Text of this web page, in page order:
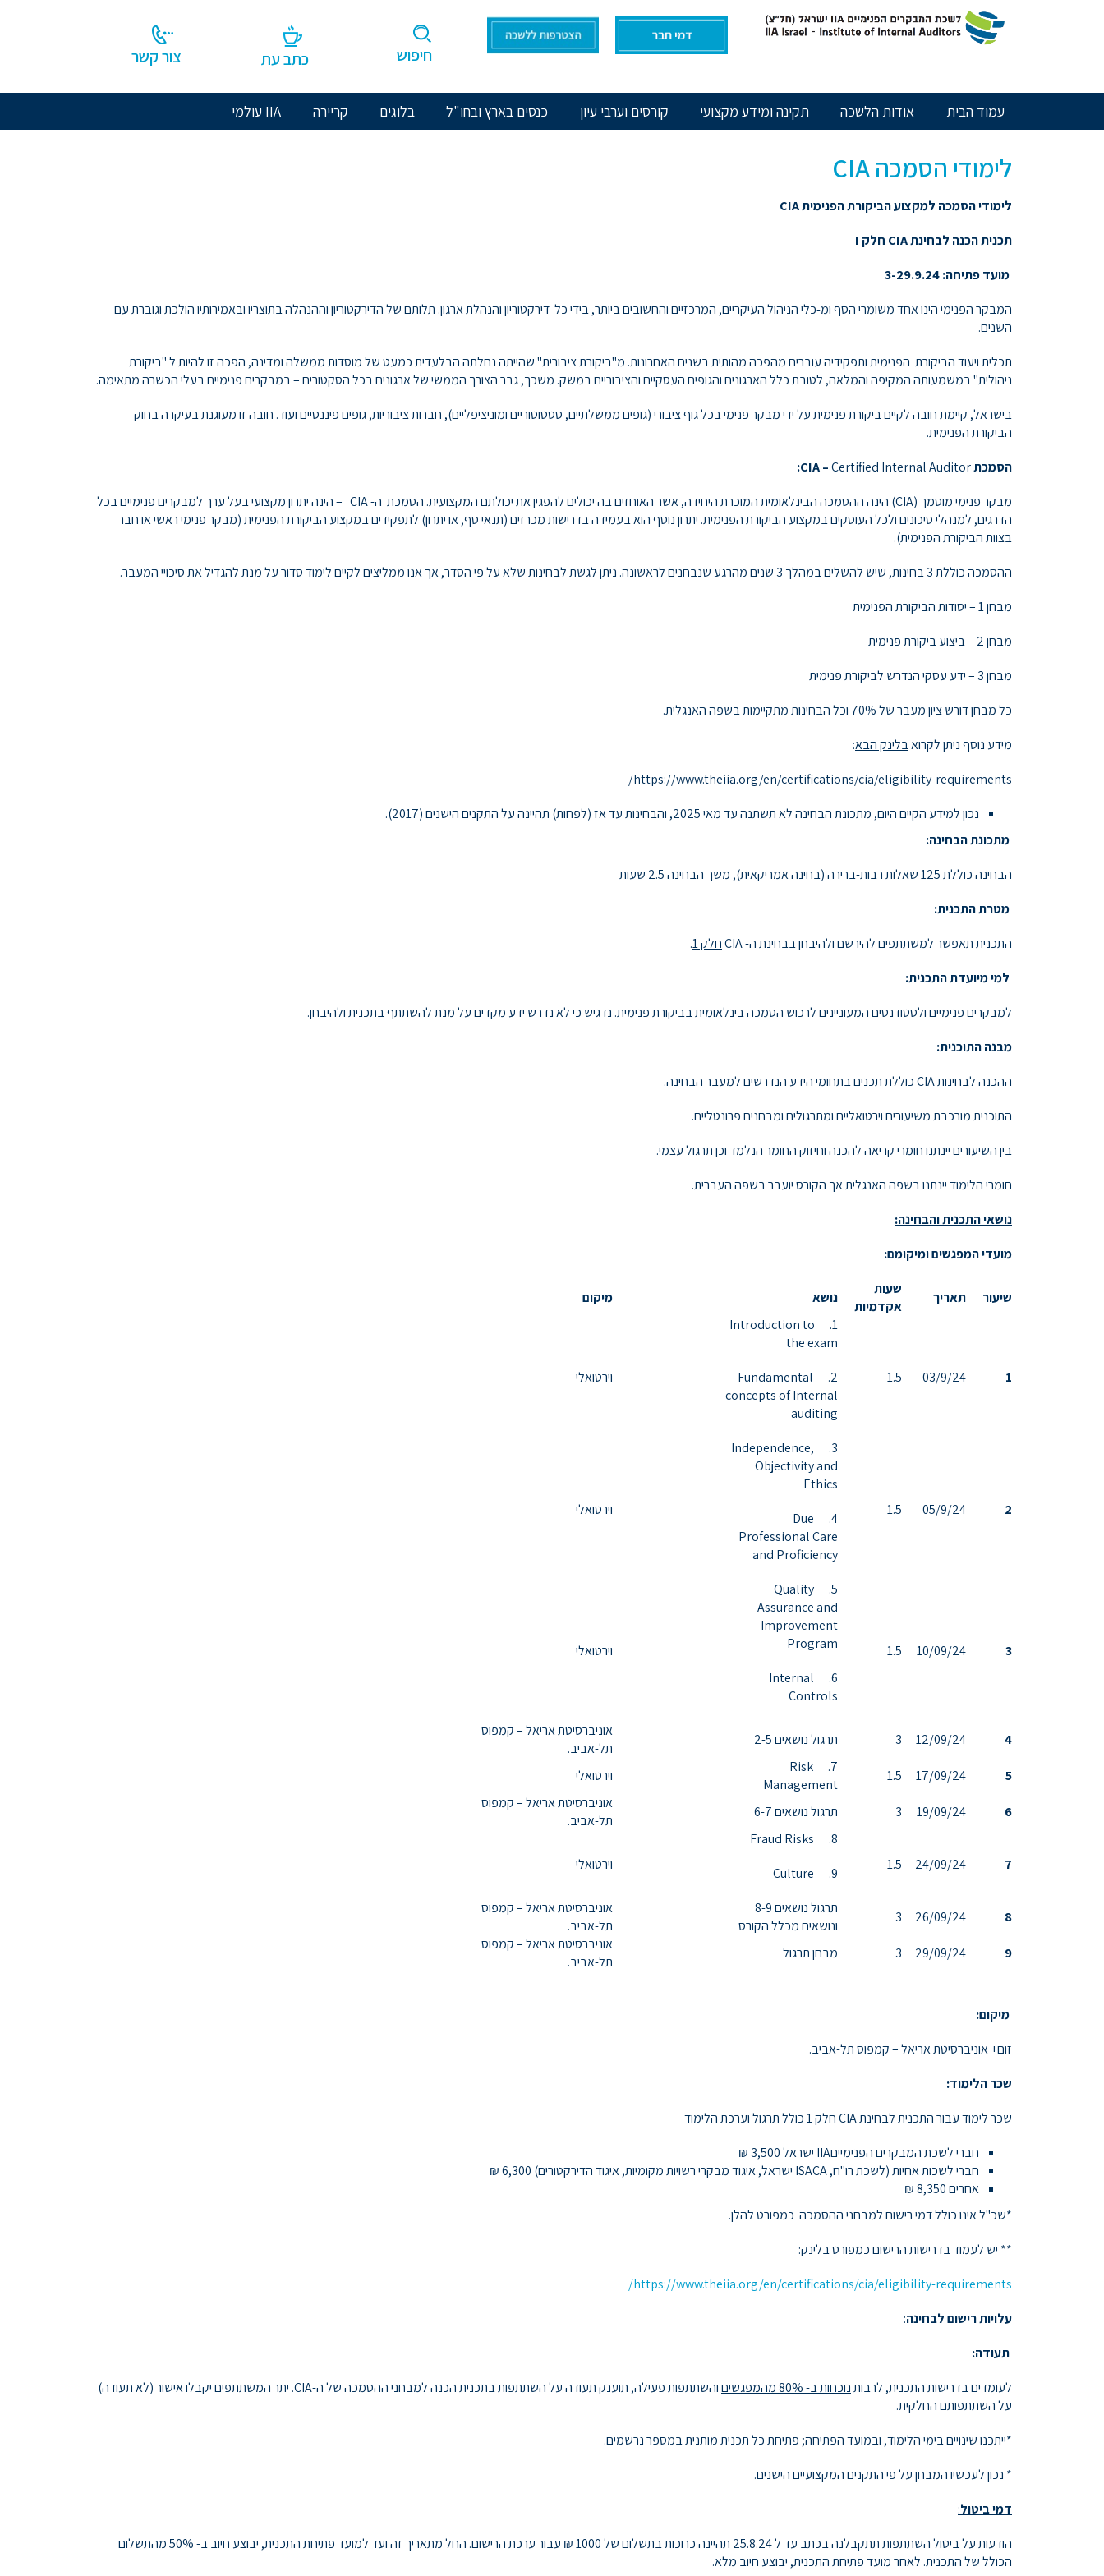
לעבור
למקצוע
הביקורת
המבקרים
חיפוש כתב עת צור קשר
עמוד הבית אודות הלשכה תקינה ומידע מקצועי קורסים וערבי עיון כנסים בארץ ובחו"ל בלוגים קריירה IIA עולמי
לימודי הסמכה CIA
לימודי הסמכה למקצוע הביקורת הפנימיתCIA
תכנית הכנה לבחינתCIA חלק I
מועד פתיחה: 3-29.9.24
המבקר הפנימי הינו אחד משומרי הסף ומ-כלי הניהול העיקריים, המרכזיים והחשובים ביותר, בידי כל דירקטוריון והנהלת ארגון. תלותם של הדירקטוריון וההנהלה בתוצריו ובאמירותיו הולכת וגוברת עם
השנים.
תכלית ויעוד הביקורת הפנימית ותפקידיה עוברים מהפכה מהותית בשנים האחרונות. מ"ביקורת ציבורית" שהייתה נחלתה הבלעדית כמעט של מוסדות ממשלה ומדינה, הפכה זו להיות ל "ביקורת
ניהולית" במשמעותה המקיפה והמלאה, לטובת כלל הארגונים והגופים העסקיים והציבוריים במשק. משכך, גבר הצורך הממשי של ארגונים בכל הסקטורים – במבקרים פנימיים בעלי הכשרה מתאימה.
בישראל, קיימת חובה לקיים ביקורת פנימית על ידי מבקר פנימי בכל גוף ציבורי (גופים ממשלתיים, סטטוטוריים ומוניציפליים), חברות ציבוריות, גופים פיננסיים ועוד. חובה זו מעוגנת בעיקרה בחוק
הביקורת הפנימית.
הסמכת
CIA–Certified Internal Auditor
:
מבקר פנימי מוסמך (CIA) הינה ההסמכה הבינלאומית המוכרת היחידה, אשר האוחזים בה יכולים להפגין את יכולתם המקצועית. הסמכת ה- CIA – הינה יתרון מקצועי בעל ערך למבקרים פנימיים בכל
הדרגים, למנהלי סיכונים ולכל העוסקים במקצוע הביקורת הפנימית. יתרון נוסף הוא בעמידה בדרישות מכרזים (תנאי סף, או יתרון) לתפקידים במקצוע הביקורת הפנימית (מבקר פנימי ראשי או חבר
בצוות הביקורת הפנימית).
ההסמכה כוללת 3 בחינות, שיש להשלים במהלך 3 שנים מהרגע שנבחנים לראשונה. ניתן לגשת לבחינות שלא על פי הסדר, אך אנו ממליצים לקיים לימוד סדור על מנת להגדיל את סיכויי המעבר.
מבחן 1 – יסודות הביקורת הפנימית
מבחן 2 – ביצוע ביקורת פנימית
מבחן 3 – ידע עסקי הנדרש לביקורת פנימית
כל מבחן דורש ציון מעבר של 70% וכל הבחינות מתקיימות בשפה האנגלית.
מידע נוסף ניתן לקרואבלינק הבא:
https://www.theiia.org/en/certifications/cia/eligibility-requirements/
נכון למידע הקיים היום, מתכונת הבחינה לא תשתנה עד מאי 2025, והבחינות עד אז (לפחות) תהיינה על התקנים הישנים (2017).
מתכונת הבחינה:
הבחינה כוללת 125 שאלות רבות-ברירה (בחינה אמריקאית), משך הבחינה 2.5 שעות
מטרת התכנית:
התכנית תאפשר למשתתפים להירשם ולהיבחן בבחינת ה- CIA
חלק 1 .
למי מיועדת התכנית:
למבקרים פנימיים ולסטודנטים המעוניינים לרכוש הסמכה בינלאומית בביקורת פנימית. נדגיש כי לא נדרש ידע מקדים על מנת להשתתף בתכנית ולהיבחן.
מבנה התוכנית:
ההכנה לבחינות CIA כוללת תכנים בתחומי הידע הנדרשים למעבר הבחינה.
התוכנית מורכבת משיעורים וירטואליים ומתרגולים ומבחנים פרונטליים.
בין השיעורים יינתנו חומרי קריאה להכנה וחיזוק החומר הנלמד וכן תרגול עצמי.
חומרי הלימוד יינתנו בשפה האנגלית אך הקורס יועבר בשפה העברית.
נושאי התכנית והבחינה:
מועדי המפגשים ומיקומם:
שיעור תאריך
שעות
אקדמיות
נושא מיקום
1
03/9/24
1.5
1. Introduction to
the exam
2. Fundamental
concepts of Internal
auditing
וירטואלי
2
05/9/24
1.5
3. Independence,
Objectivity and
Ethics
4. Due
Professional Care
and Proficiency
וירטואלי
3
10/09/24
1.5
5. Quality
Assurance and
Improvement
Program
6. Internal
Controls
וירטואלי
4
12/09/24
3 תרגול נושאים 2-5
אוניברסיטת אריאל – קמפוס
תל-אביב.
5
17/09/24
1.5
7. Risk
Management
וירטואלי
6
19/09/24
3 תרגול נושאים 6-7
אוניברסיטת אריאל – קמפוס
תל-אביב.
7
24/09/24
1.5
8. Fraud Risks
9. Culture
וירטואלי
8
26/09/24
3
תרגול נושאים 8-9
ונושאים מכלל הקורס
אוניברסיטת אריאל – קמפוס
תל-אביב.
9
29/09/24
3 מבחן תרגול
אוניברסיטת אריאל – קמפוס
תל-אביב.
מיקום:
זום+ אוניברסיטת אריאל – קמפוס תל-אביב.
שכר הלימוד:
שכר לימוד עבור התכנית לבחינת CIA חלק 1 כולל תרגול וערכת הלימוד
חברי לשכת המבקרים הפנימייםIIA ישראל 3,500 ₪
חברי לשכות אחיות (לשכת רו"ח, ISACA ישראל, איגוד מבקרי רשויות מקומיות, איגוד הדירקטורים) 6,300 ₪
אחרים 8,350 ₪
*שכ"ל אינו כולל דמי רישום למבחני ההסמכה כמפורט להלן.
** יש לעמוד בדרישות הרישום כמפורט בלינק:
https://www.theiia.org/en/certifications/cia/eligibility-requirements/
עלויות רישום לבחינה:
תעודה:
לעומדים בדרישות התכנית, לרבותנוכחות ב- 80% מהמפגשים
והשתתפות פעילה, תוענק תעודה על השתתפות בתכנית הכנה למבחני ההסמכה של ה-CIA. יתר המשתתפים יקבלו אישור (לא תעודה)
על השתתפותם החלקית.
*ייתכנו שינויים בימי הלימוד, ובמועד הפתיחה; פתיחת כל תכנית מותנית במספר נרשמים.
* נכון לעכשיו המבחן על פי התקנים המקצועיים הישנים.
דמי ביטול:
הודעות על ביטול השתתפות תתקבלנה בכתב עד ל 25.8.24 תהיינה כרוכות בתשלום של 1000 ₪ עבור ערכת הרישום. החל מתאריך זה ועד למועד פתיחת התכנית, יבוצע חיוב ב- 50% מהתשלום
הכולל של התכנית. לאחר מועד פתיחת התכנית, יבוצע חיוב מלא.